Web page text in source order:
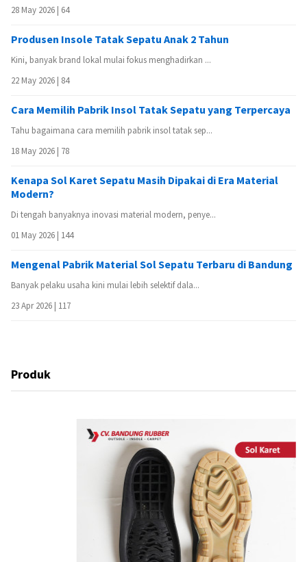
28 May 2026 | 64
Produsen Insole Tatak Sepatu Anak 2 Tahun
Kini, banyak brand lokal mulai fokus menghadirkan ...
22 May 2026 | 84
Cara Memilih Pabrik Insol Tatak Sepatu yang Terpercaya
Tahu bagaimana cara memilih pabrik insol tatak sep...
18 May 2026 | 78
Kenapa Sol Karet Sepatu Masih Dipakai di Era Material
Modern?
Di tengah banyaknya inovasi material modern, penye...
01 May 2026 | 144
Mengenal Pabrik Material Sol Sepatu Terbaru di Bandung
Banyak pelaku usaha kini mulai lebih selektif dala...
23 Apr 2026 | 117
Produk